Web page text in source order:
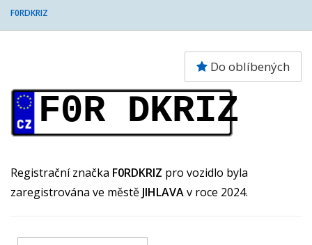
F0RDKRIZ
Do oblíbených
F0R DKRIZ
Registrační značka F0RDKRIZ pro vozidlo byla
zaregistrována ve městě JIHLAVAv roce 2024.